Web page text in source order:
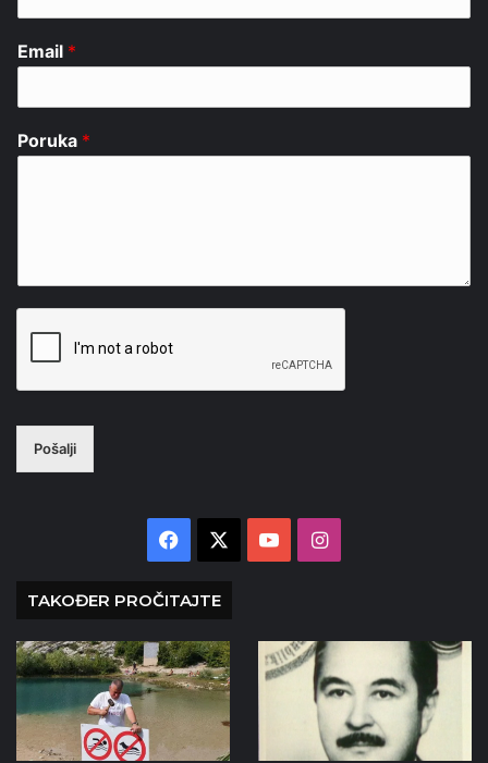
Email *
Poruka *
Pošalji
Facebook YouTubeInstagram
TAKOĐER PROČITAJTE